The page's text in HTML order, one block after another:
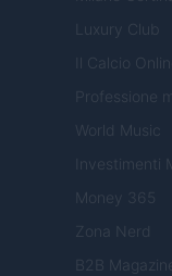
Luxury Club
Il Calcio
Professione
World Music
Investimenti
Money 365
Zona Nerd
B2B